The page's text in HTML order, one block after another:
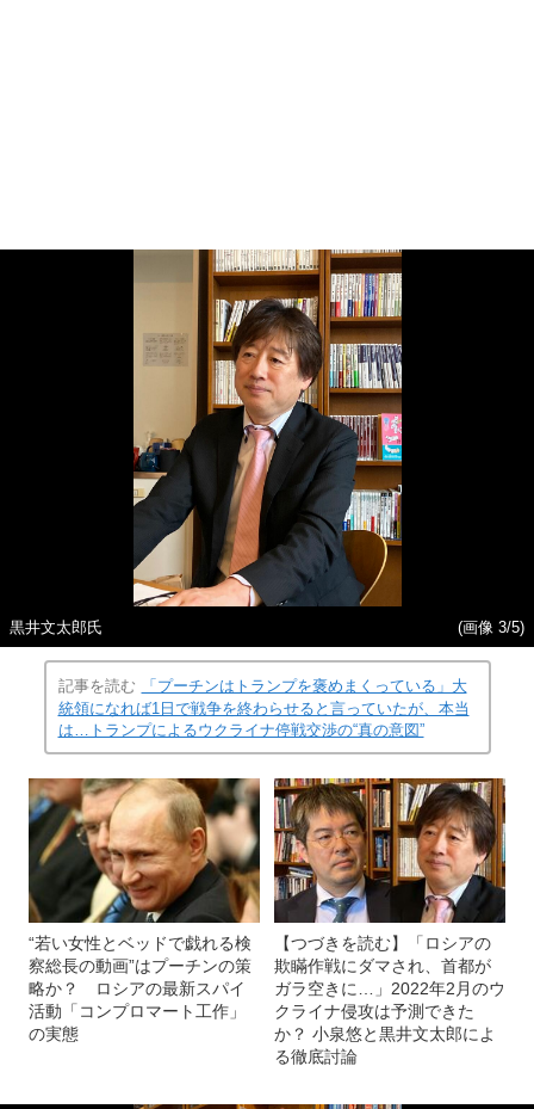
黒井文太郎氏 (画像 3/5)
記事を読む
「プーチンはトランプを褒めまくっている」大
統領になれば1日で戦争を終わらせると言っていたが、本当
は…トランプによるウクライナ停戦交渉の“真の意図”
“若い女性とベッドで戯れる検
察総長の動画”はプーチンの策
略か？ ロシアの最新スパイ
活動「コンプロマート工作」
の実態
【つづきを読む】「ロシアの
欺瞞作戦にダマされ、首都が
ガラ空きに…」2022年2月のウ
クライナ侵攻は予測できた
か？ 小泉悠と黒井文太郎によ
る徹底討論